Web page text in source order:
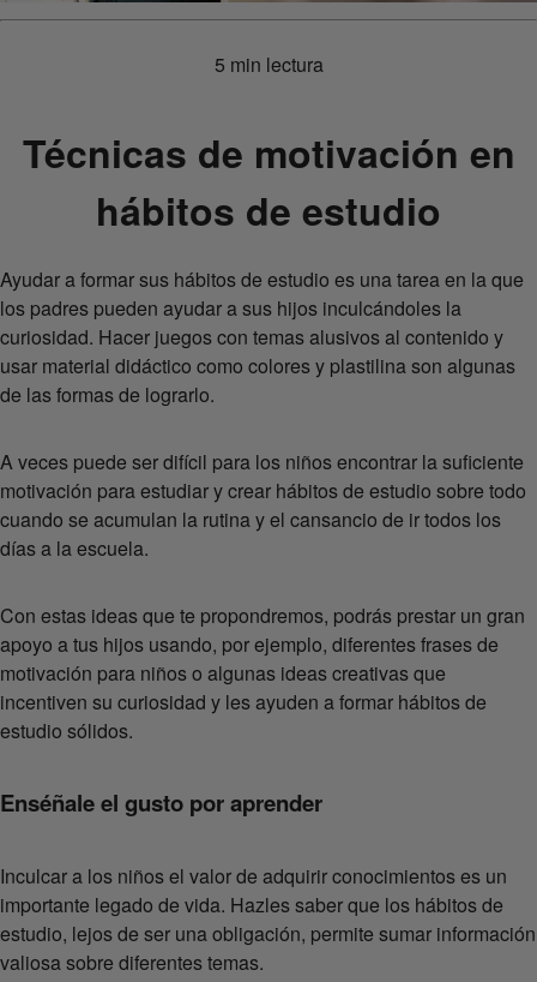
5 min lectura
Técnicas de motivación en
hábitos de estudio
Ayudar a formar sus hábitos de estudio es una tarea en la que
los padres pueden ayudar a sus hijos inculcándoles la
curiosidad. Hacer juegos con temas alusivos al contenido y
usar material didáctico como colores y plastilina son algunas
de las formas de lograrlo.
A veces puede ser difícil para los niños encontrar la suficiente
motivación para estudiar y crear hábitos de estudio sobre todo
cuando se acumulan la rutina y el cansancio de ir todos los
días a la escuela.
Con estas ideas que te propondremos, podrás prestar un gran
apoyo a tus hijos usando, por ejemplo, diferentes frases de
motivación para niños o algunas ideas creativas que
incentiven su curiosidad y les ayuden a formar hábitos de
estudio sólidos.
Enséñale el gusto por aprender
Inculcar a los niños el valor de adquirir conocimientos es un
importante legado de vida. Hazles saber que los hábitos de
estudio, lejos de ser una obligación, permite sumar información
valiosa sobre diferentes temas.